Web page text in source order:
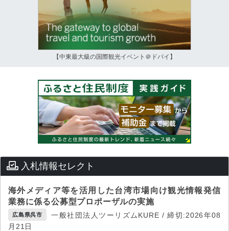
【中東最大級の国際観光イベント＠ドバイ】
入札情報セレクト
海外メディア等を活用した台湾市場向け観光情報発信
業務に係る公募型プロポーザルの実施
広島県呉市
一般社団法人ツーリズムKURE / 締切:2026年08
月21日